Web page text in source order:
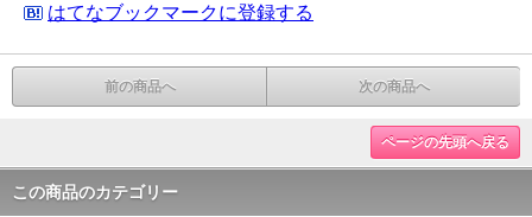
はてなブックマークに登録する
前の商品へ 次の商品へ
ページの先頭へ戻る
この商品のカテゴリー